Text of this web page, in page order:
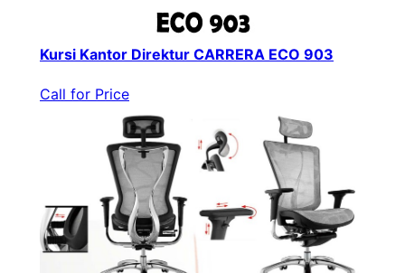
Kursi Kantor Direktur CARRERA ECO 903
Call for Price